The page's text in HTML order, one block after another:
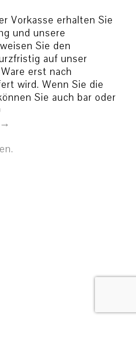
Vorkasse erhalten Sie
und unsere
Sie den
auf unser
erst nach
wird. Wenn Sie die
Sie auch bar oder